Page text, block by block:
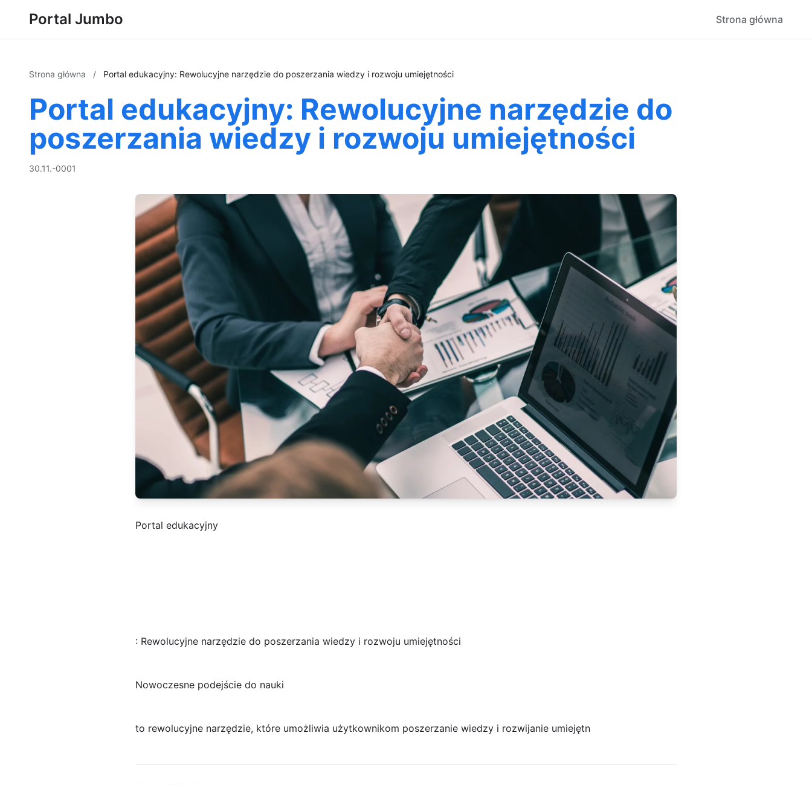
Portal Jumbo Strona główna
Strona główna / Portal edukacyjny: Rewolucyjne narzędzie do poszerzania wiedzy i rozwoju umiejętności
Portal edukacyjny: Rewolucyjne narzędzie do
poszerzania wiedzy i rozwoju umiejętności
30.11.-0001
Portal edukacyjny
: Rewolucyjne narzędzie do poszerzania wiedzy i rozwoju umiejętności
Nowoczesne podejście do nauki
to rewolucyjne narzędzie, które umożliwia użytkownikom poszerzanie wiedzy i rozwijanie umiejętn